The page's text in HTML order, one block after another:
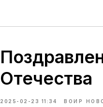
Отечества
2025-02-23 11:34 ВОИР